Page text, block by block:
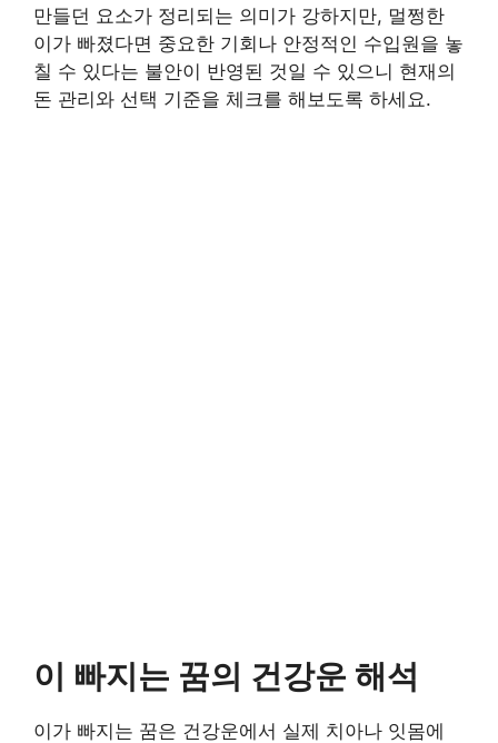
만들던 요소가 정리되는 의미가 강하지만, 멀쩡한
이가 빠졌다면 중요한 기회나 안정적인 수입원을 놓
칠 수 있다는 불안이 반영된 것일 수 있으니 현재의
돈 관리와 선택 기준을 체크를 해보도록 하세요.
이 빠지는 꿈의 건강운 해석
이가 빠지는 꿈은 건강운에서 실제 치아나 잇몸에